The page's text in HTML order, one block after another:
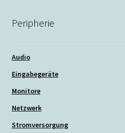
Peripherie
Audio
Eingabegeräte
Monitore
Netzwerk
Stromversorgung